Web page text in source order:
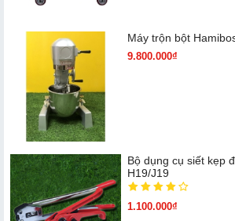
Máy trộn bột
9.800.000₫
Bộ dụng cụ siết kẹp
H19/J19
1.100.000₫